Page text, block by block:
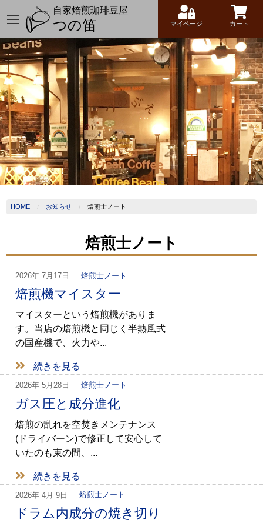
自家焙煎珈琲豆屋
つの笛 マイページ カート
HOME お知らせ 焙煎士ノート
焙煎士ノート
2026年 7月17日 焙煎士ノート
焙煎機マイスター
マイスターという焙煎機がありま
す。当店の焙煎機と同じく半熱風式
の国産機で、火力や...
続きを見る
2026年 5月28日 焙煎士ノート
ガス圧と成分進化
焙煎の乱れを空焚きメンテナンス
(ドライバーン)で修正して安心して
いたのも束の間、...
続きを見る
2026年 4月 9日 焙煎士ノート
ドラム内成分の焼き切り